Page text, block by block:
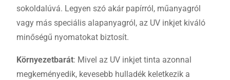
sokoldalúvá. Legyen szó akár papírról, műanyagról
vagy más speciális alapanyagról, az UV inkjet kiváló
minőségű nyomatokat biztosít.
Környezetbarát: Mivel az UV inkjet tinta azonnal
megkeményedik, kevesebb hulladék keletkezik a